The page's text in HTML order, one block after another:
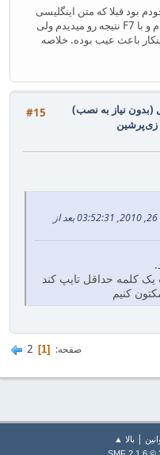
بود قبلا که متن اینگلیسی
توی تک میکر میزدم با F6 کمپایلش میکردم و با F7 نتیجه رو میدیدم ولی
باعث عیب بوده. خلاصه
#15
(بدون نیاز به نصب)
نقل قول از: هادی صفی اقدم در جولای 26, 2010, 03:52:31 بعد از
کلمه حداقل تایپ کند
کنیم
صفحه 1
2
| بالا ▲